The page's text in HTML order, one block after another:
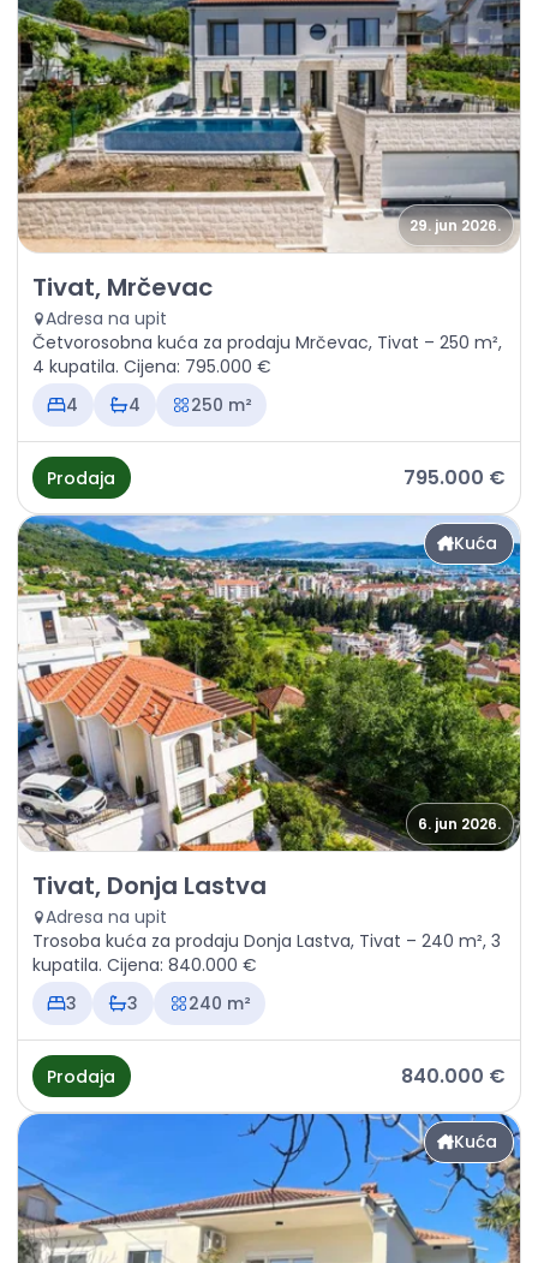
29. jun 2026.
Prodaja - Kuća Tivat, Mrčevac
Tivat, Mrčevac
Adresa na upit
Četvorosobna kuća za prodaju Mrčevac, Tivat – 250 m²,
4 kupatila. Cijena: 795.000 €
4
4 250 m²
Prodaja 795.000 €
Kuća
6. jun 2026.
Prodaja - Kuća Tivat, Donja Lastva
Tivat, Donja Lastva
Adresa na upit
Trosoba kuća za prodaju Donja Lastva, Tivat – 240 m², 3
kupatila. Cijena: 840.000 €
3
3 240 m²
Prodaja 840.000 €
Kuća